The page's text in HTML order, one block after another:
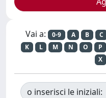
Vai a: 0-9 A B C
K
L M N O P
X
o inserisci le iniziali: